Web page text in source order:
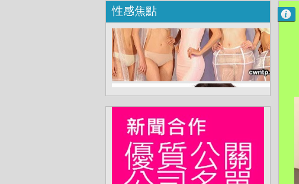
性感焦點